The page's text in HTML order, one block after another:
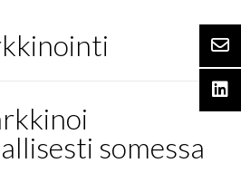
somessa